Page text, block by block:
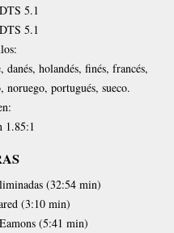
5.1
5.1
danés, holandés, finés, francés,
noruego, portugués, sueco.
1.85:1
(32:54 min)
(3:10 min)
(5:41 min)